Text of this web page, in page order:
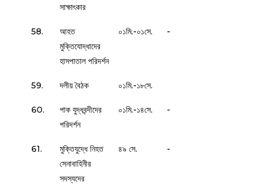
সাক্ষাৎকার
58.
আহত
মুক্তিযোদ্ধাদের
হাসপাতাল পরিদর্শন
০১মি.-০১সে. -
59. দলীয় বৈঠক ০১মি.-১৮সে.
60.
পাক যুদ্ধবন্দীদের
পরিদর্শন
০১মি.-১৪সে. -
61.
মুক্তিযুদ্ধে নিহত
সেনাবাহিনীর
সদস্যদের
৪৯ সে. -